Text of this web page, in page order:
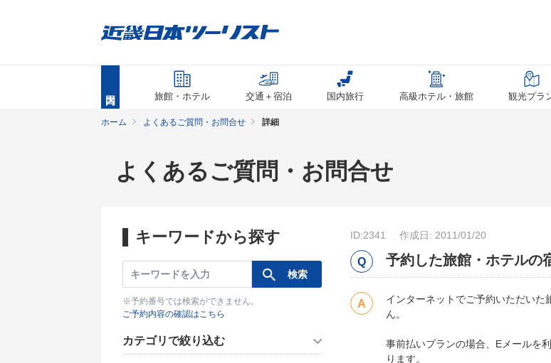
旅館・ホテル 交通＋宿泊 国内旅行 高級ホテル・旅館 観光プラ
ホーム よくあるご質問・お問合せ 詳細
よくあるご質問・お問合せ
キーワードから探す
※予約番号では検索ができません。
ご予約内容の確認はこちら
カテゴリで絞り込む
ID:2341 作成日: 2011/01/20
予約した旅館・ホテルの
インターネットでご予約いただい
ん。
事前払いプランの場合、Eメールを
ります。